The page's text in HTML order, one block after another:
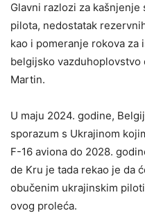
Glavni razlozi za
pilota, nedostatak
kao i pomeranje rokova
belgijsko vazduhoplovstvo
Martin.
U maju 2024. godine,
sporazum s Ukrajinom
F-16 aviona do 2028.
de Kru je tada rekao je da
obučenim ukrajinskim
ovog proleća.